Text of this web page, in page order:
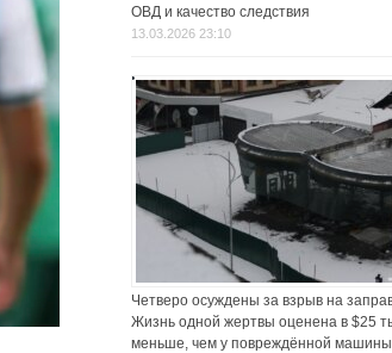
ОВД и качество следствия
13.03.2026 23:10
Четверо осуждены за взрыв на
Жизнь одной жертвы оценена в $25
меньше, чем у повреждённой машины